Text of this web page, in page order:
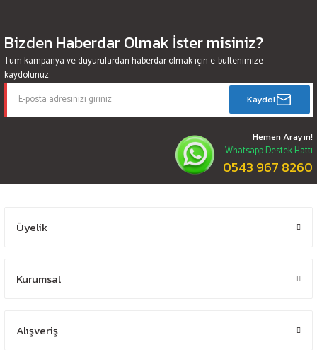
Bizden Haberdar Olmak İster misiniz?
Tüm kampanya ve duyurulardan haberdar olmak için e-bültenimize
kaydolunuz.
Kaydol
Hemen Arayın!
Whatsapp Destek Hattı
0543 967 8260
Üyelik
Kurumsal
Alışveriş